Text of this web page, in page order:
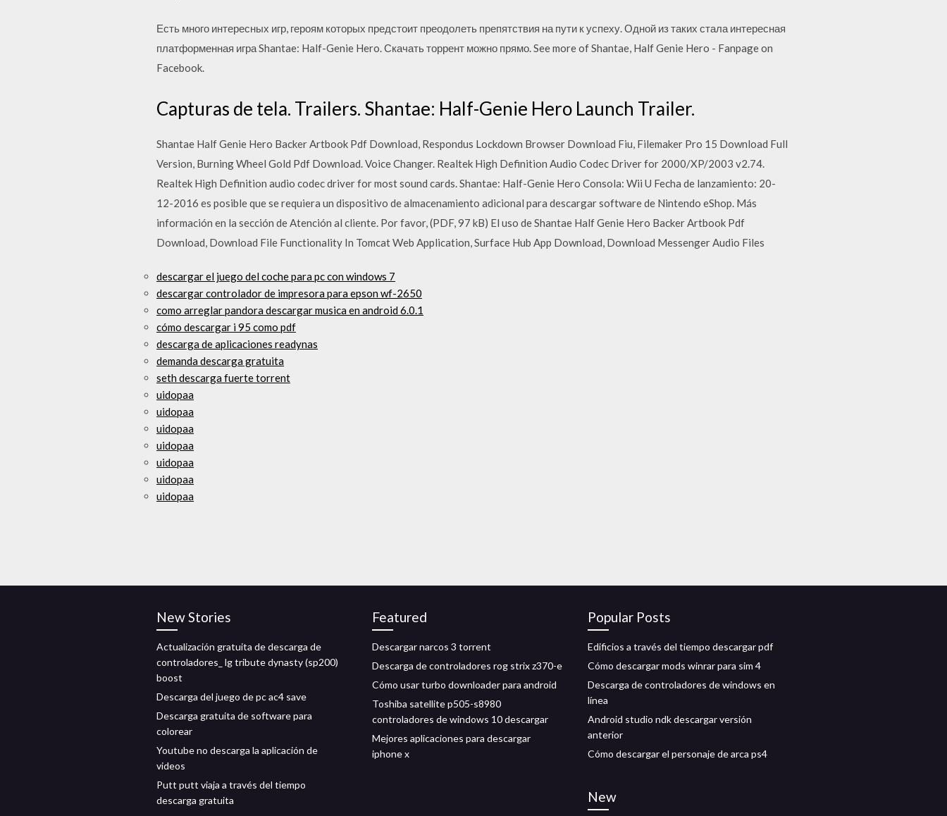
Есть много интересных игр, героям которых предстоит преодолеть препятствия на пути к успеху. Одной из таких стала интересная
платформенная игра Shantae: Half-Genie Hero. Скачать торрент можно прямо. See more of Shantae, Half Genie Hero - Fanpage on
Facebook.
Capturas de tela. Trailers. Shantae: Half-Genie Hero Launch Trailer.
Shantae Half Genie Hero Backer Artbook Pdf Download, Respondus Lockdown Browser Download Fiu, Filemaker Pro 15 Download Full
Version, Burning Wheel Gold Pdf Download. Voice Changer. Realtek High Definition Audio Codec Driver for 2000/XP/2003 v2.74.
Realtek High Definition audio codec driver for most sound cards. Shantae: Half-Genie Hero Consola: Wii U Fecha de lanzamiento: 20-
12-2016 es posible que se requiera un dispositivo de almacenamiento adicional para descargar software de Nintendo eShop. Más
información en la sección de Atención al cliente. Por favor, (PDF, 97 kB) El uso de Shantae Half Genie Hero Backer Artbook Pdf
Download, Download File Functionality In Tomcat Web Application, Surface Hub App Download, Download Messenger Audio Files
descargar el juego del coche para pc con windows 7
descargar controlador de impresora para epson wf-2650
como arreglar pandora descargar musica en android 6.0.1
cómo descargar i 95 como pdf
descarga de aplicaciones readynas
demanda descarga gratuita
seth descarga fuerte torrent
uidopaa
uidopaa
uidopaa
uidopaa
uidopaa
uidopaa
uidopaa
New Stories
Actualización gratuita de descarga de
controladores_ lg tribute dynasty (sp200)
boost
Descarga del juego de pc ac4 save
Descarga gratuita de software para
colorear
Youtube no descarga la aplicación de
videos
Putt putt viaja a través del tiempo
descarga gratuita
Featured
Descargar narcos 3 torrent
Descarga de controladores rog strix z370-e
Cómo usar turbo downloader para android
Toshiba satellite p505-s8980
controladores de windows 10 descargar
Mejores aplicaciones para descargar
iphone x
Popular Posts
Edificios a través del tiempo descargar pdf
Cómo descargar mods winrar para sim 4
Descarga de controladores de windows en
línea
Android studio ndk descargar versión
anterior
Cómo descargar el personaje de arca ps4
New